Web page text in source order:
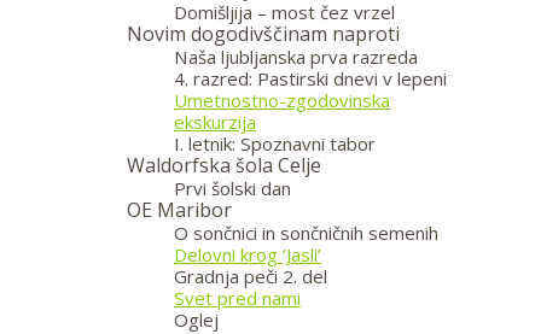
Domišljija – most čez vrzel
Novim dogodivščinam naproti
Naša ljubljanska prva razreda
4. razred: Pastirski dnevi v lepeni
Umetnostno-zgodovinska
ekskurzija
I. letnik: Spoznavni tabor
Waldorfska šola Celje
Prvi šolski dan
OE Maribor
O sončnici in sončničnih semenih
Delovni krog ‘Jasli’
Gradnja peči 2. del
Svet pred nami
Oglej